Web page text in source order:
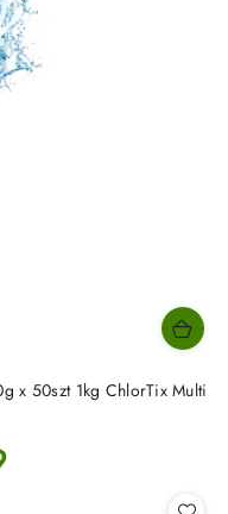
x 50szt 1kg ChlorTix Multi